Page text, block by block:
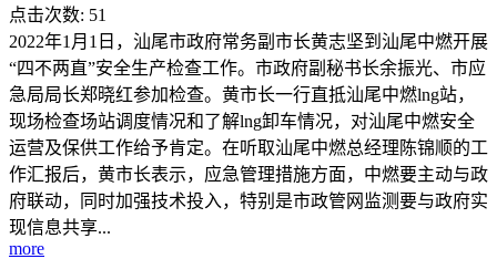
点击次数: 51
2022年1月1日，汕尾市政府常务副市长黄志坚到汕尾中燃开展
“四不两直”安全生产检查工作。市政府副秘书长余振光、市应
急局局长郑晓红参加检查。黄市长一行直抵汕尾中燃lng站，
现场检查场站调度情况和了解lng卸车情况，对汕尾中燃安全
运营及保供工作给予肯定。在听取汕尾中燃总经理陈锦顺的工
作汇报后，黄市长表示，应急管理措施方面，中燃要主动与政
府联动，同时加强技术投入，特别是市政管网监测要与政府实
现信息共享...
more